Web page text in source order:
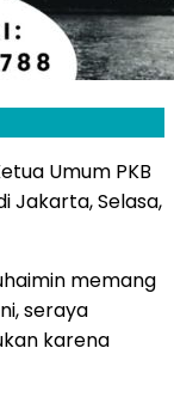
Umum PKB
Jakarta, Selasa,
memang
seraya
karena